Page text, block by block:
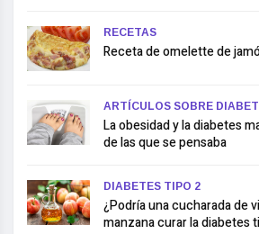
RECETAS
Receta de omelette de
ARTÍCULOS SOBRE
La obesidad y la diabetes
de las que se pensaba
DIABETES TIPO 2
¿Podría una cucharada de
manzana curar la diabetes